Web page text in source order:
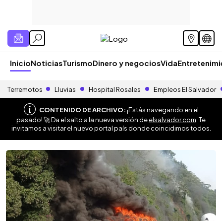
InicioNoticiasTurismoDinero y negociosVida
Terremotos Lluvias Hospital Rosales Empleos El Salvador
CONTENIDO DE ARCHIVO:¡Estás navegando en el
pasado! 🚀 Da el salto a la nueva versión deelsalvador.com . Te
invitamos a visitar el nuevo portal país donde coincidimos todos.